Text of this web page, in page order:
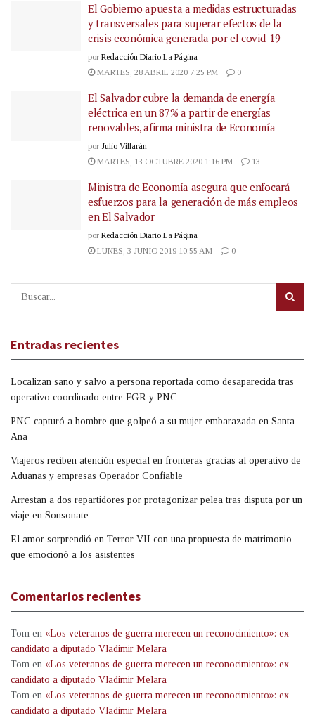
El Gobierno apuesta a medidas estructuradas
y transversales para superar efectos de la
crisis económica generada por el covid-19
por Redacción Diario La Página
MARTES, 28 ABRIL 2020 7:25 PM
0
El Salvador cubre la demanda de energía
eléctrica en un 87% a partir de energías
renovables, afirma ministra de Economía
por Julio Villarán
MARTES, 13 OCTUBRE 2020 1:16 PM
13
Ministra de Economía asegura que enfocará
esfuerzos para la generación de más empleos
en El Salvador
por Redacción Diario La Página
LUNES, 3 JUNIO 2019 10:55 AM
0
Entradas recientes
Localizan sano y salvo a persona reportada como desaparecida tras
operativo coordinado entre FGR y PNC
PNC capturó a hombre que golpeó a su mujer embarazada en Santa
Ana
Viajeros reciben atención especial en fronteras gracias al operativo de
Aduanas y empresas Operador Confiable
Arrestan a dos repartidores por protagonizar pelea tras disputa por un
viaje en Sonsonate
El amor sorprendió en Terror VII con una propuesta de matrimonio
que emocionó a los asistentes
Comentarios recientes
Tom en «Los veteranos de guerra merecen un reconocimiento»: ex
candidato a diputado Vladimir Melara
Tom en «Los veteranos de guerra merecen un reconocimiento»: ex
candidato a diputado Vladimir Melara
Tom en «Los veteranos de guerra merecen un reconocimiento»: ex
candidato a diputado Vladimir Melara